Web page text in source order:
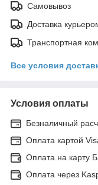
Самовывоз
Доставка
Транспортная
Все условия
Условия оплаты
Безналичный
Оплата картой
Оплата на карту
Оплата через